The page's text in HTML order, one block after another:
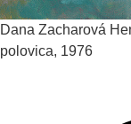
Dana Zacharová
polovica, 1976